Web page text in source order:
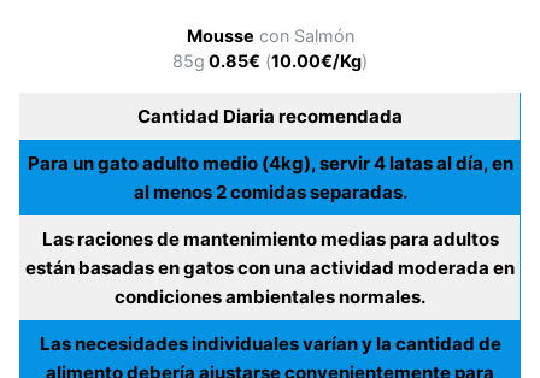
Mousse con Salmón
85g 0.85€ (10.00€/Kg)
Cantidad Diaria recomendada
Para un gato adulto medio (4kg), servir 4 latas al día, en
al menos 2 comidas separadas.
Las raciones de mantenimiento medias para adultos
están basadas en gatos con una actividad moderada en
condiciones ambientales normales.
Las necesidades individuales varían y la cantidad de
alimento debería ajustarse convenientemente para